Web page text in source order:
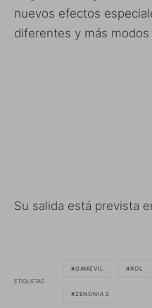
nuevos efectos
diferentes y más modos
Su salida está prevista
ETIQUETAS
GAMEVIL ROL
ZENONIA 2